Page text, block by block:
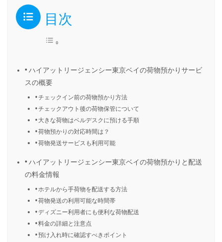
目次
ハイアットリージェンシー東京ベイの荷物預かりサービ
スの概要
チェックイン前の荷物預かり方法
チェックアウト後の荷物保管について
大きな荷物はベルデスクに預ける手順
荷物預かりの対応時間は？
荷物発送サービスも利用可能
ハイアットリージェンシー東京ベイの荷物預かりと配送
の料金情報
ホテルから手荷物を配送する方法
荷物発送の利用可能な時間帯
ディズニー利用者にも便利な荷物配送
料金の詳細と注意点
預け入れ時に確認すべきポイント